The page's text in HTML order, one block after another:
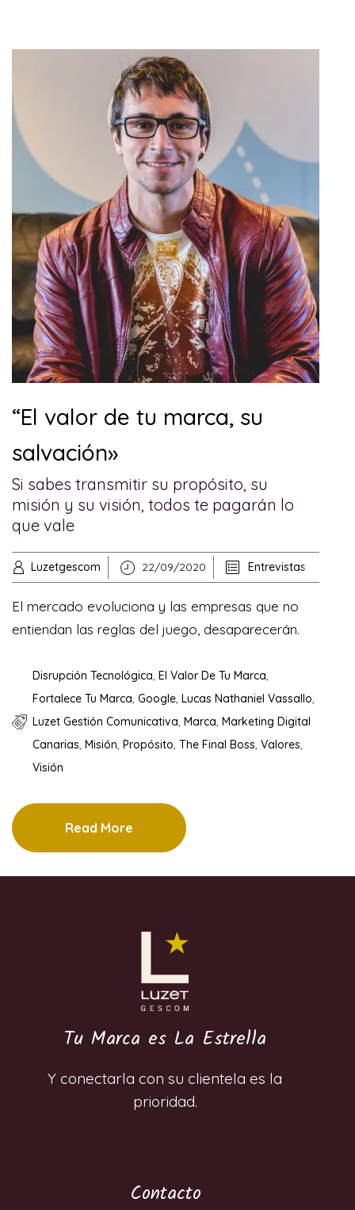
“El valor de tu marca, su
salvación»
Si sabes transmitir su propósito, su
misión y su visión, todos te pagarán lo
que vale
Luzetgescom 22/09/2020 Entrevistas
El mercado evoluciona y las empresas que no
entiendan las reglas del juego, desaparecerán.
Disrupción Tecnológica, El Valor De Tu Marca,
Fortalece Tu Marca, Google, Lucas Nathaniel Vassallo,
Luzet Gestión Comunicativa, Marca, Marketing Digital
Canarias, Misión, Propósito, The Final Boss, Valores,
Visión
Read More
Tu Marca es La Estrella
Y conectarla con su clientela es la
prioridad.
Contacto